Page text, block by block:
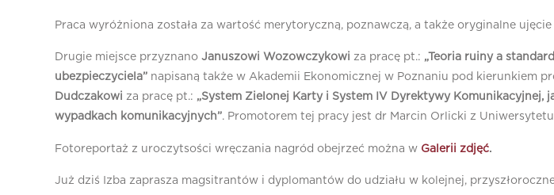
Praca wyróżniona została za wartość merytoryczną, poznawczą, a także oryginalne
Drugie miejsce przyznano Januszowi Wozowczykowi za pracę pt.: „Teoria ruiny a
ubezpieczyciela” napisaną także w Akademii Ekonomicznej w Poznaniu pod kierunkiem
Dudczakowi za pracę pt.: „System Zielonej Karty i System IV Dyrektywy
wypadkach komunikacyjnych”. Promotorem tej pracy jest dr Marcin Orlicki z
Fotoreportaż z uroczytsości wręczania nagród obejrzeć można w Galerii zdjęć.
Już dziś Izba zaprasza magsitrantów i dyplomantów do udziału w kolejnej,